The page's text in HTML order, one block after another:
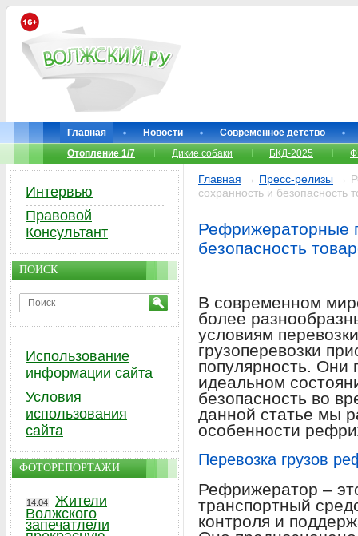
Главная Новости
Современное детство
Отопление 1/7
Дикие собаки БКД-2025
Главная → Пресс-релизы →
сохранность и безопасность
Рефрижераторные
безопасность
В современном
более
условиям
грузоперевозки
популярность. Они
идеальном
безопасность во
данной статье мы
особенности
Перевозка грузов
Рефрижератор –
транспортный
контроля и
Интервью
Правовой
Консультант
ПОИСК
Использование
информации сайта
Условия
использования
сайта
ФОТОРЕПОРТАЖИ
14.04
Жители
Волжского
запечатлели